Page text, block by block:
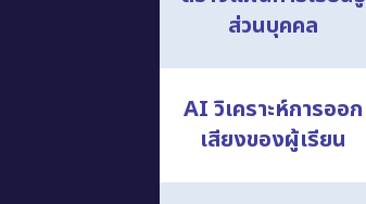
ส่วนบุคคล
AI วิเคราะห์การออก
เสียงของผู้เรียน